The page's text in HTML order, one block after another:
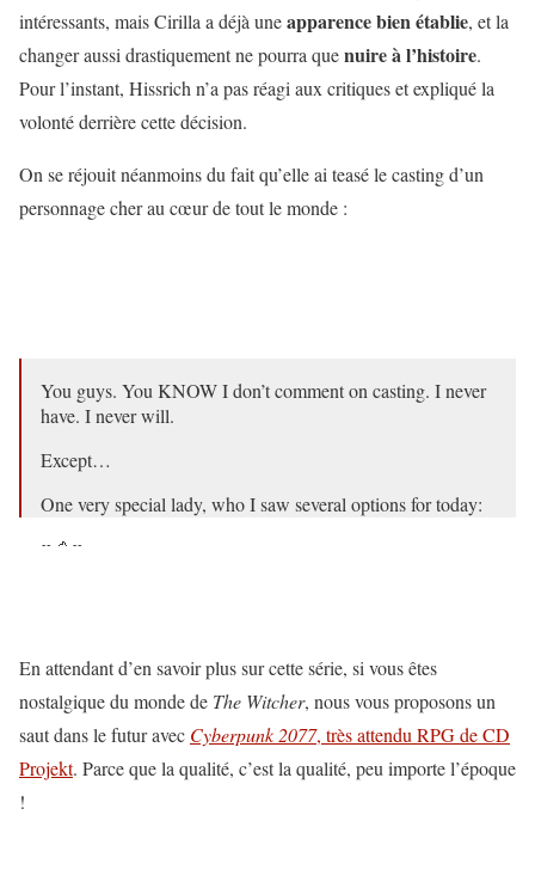
intéressants, mais Cirilla a déjà uneapparence bien établie, et la
changer aussi drastiquement ne pourra quenuire à l’histoire.
Pour l’instant, Hissrich n’a pas réagi aux critiques et expliqué la
volonté derrière cette décision.
On se réjouit néanmoins du fait qu’elle ai teasé le casting d’un
personnage cher au cœur de tout le monde :
You guys. You KNOW I don’t comment on casting. I never
have. I never will.
Except…
One very special lady, who I saw several options for today:
♥️🐴♥️
En attendant d’en savoir plus sur cette série, si vous êtes
nostalgique du monde de The Witcher, nous vous proposons un
saut dans le futur avec Cyberpunk 2077, très attendu RPG de CD
Projekt. Parce que la qualité, c’est la qualité, peu importe l’époque
!